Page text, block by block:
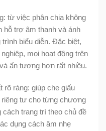
từ việc phân chia không
hỗ trợ âm thanh và ánh
biểu diễn. Đặc biệt,
mọi hoạt động trên
ấn tượng hơn rất nhiều.
rõ ràng: giúp che giấu
riêng tư cho từng chương
cách trang trí theo chủ đề
dụng cách âm nhẹ